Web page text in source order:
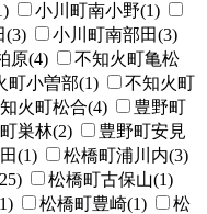
小川町南小野(1)
(3)
小川町南部田(3)
原(4)
不知火町亀松
町小曽部(1)
不知火町
火町松合(4)
豊野町
巣林(2)
豊野町安見
(1)
松橋町浦川内(3)
松橋町古保山(1)
松橋町豊崎(1)
松